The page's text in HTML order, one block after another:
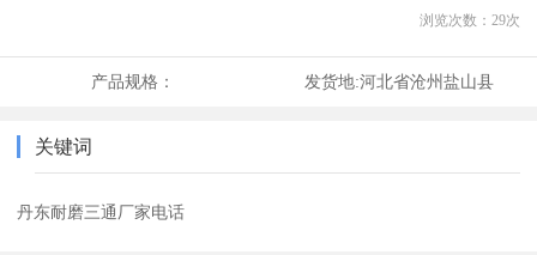
浏览次数： 29次
产品规格： 发货地:河北省沧州盐山县
关键词
丹东耐磨三通厂家电话